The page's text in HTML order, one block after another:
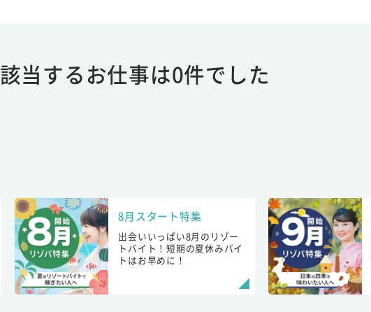
該当するお仕事は0件でした
8月スタート特集
出会いいっぱい8月のリゾー
トバイト！短期の夏休みバイ
トはお早めに！